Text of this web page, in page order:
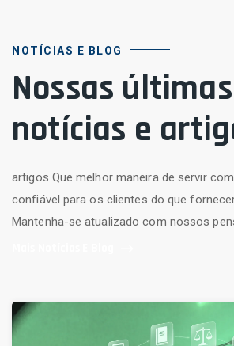
NOTÍCIAS E BLOG
Nossas últimas
notícias e
artigos Que melhor maneira de servir
confiável para os clientes do que
Mantenha-se atualizado com nossos